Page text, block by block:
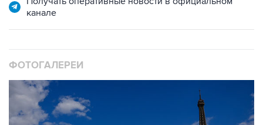
канале
ФОТОГАЛЕРЕИ